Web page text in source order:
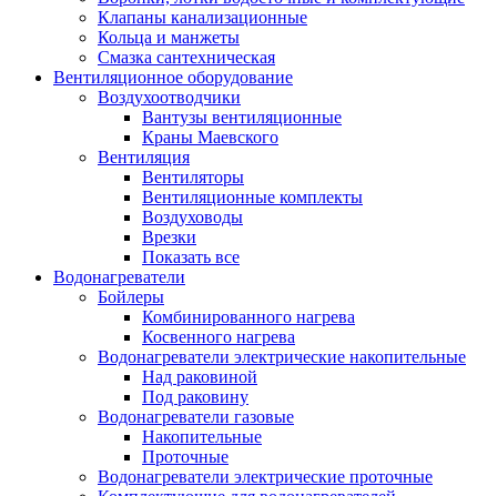
Клапаны канализационные
Кольца и манжеты
Смазка сантехническая
Вентиляционное оборудование
Воздухоотводчики
Вантузы вентиляционные
Краны Маевского
Вентиляция
Вентиляторы
Вентиляционные комплекты
Воздуховоды
Врезки
Показать все
Водонагреватели
Бойлеры
Комбинированного нагрева
Косвенного нагрева
Водонагреватели электрические накопительные
Над раковиной
Под раковину
Водонагреватели газовые
Накопительные
Проточные
Водонагреватели электрические проточные